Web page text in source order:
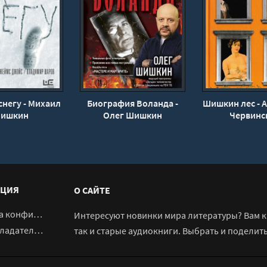
- Михаил
Биография Воланда -
Олег Шишкин
Шишкин лес -
О САЙТЕ
Интересуют новинки мира литературы? Вам
так и старые аудиокниги. Выбрать и